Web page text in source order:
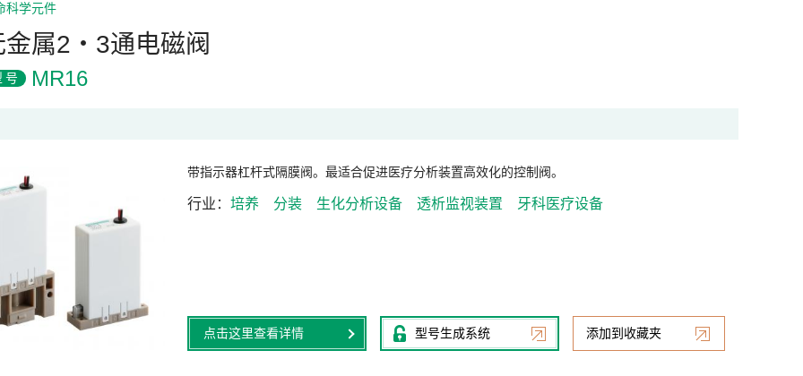
科学元件
金属2・3通电磁阀
号 MR16
带指示器杠杆式隔膜阀。最适合促进医疗分析装置高效化的控制阀。
行业 培养 分装 生化分析设备 透析监视装置 牙科医疗设备
点击这里查看详情 型号生成系统 添加到收藏夹